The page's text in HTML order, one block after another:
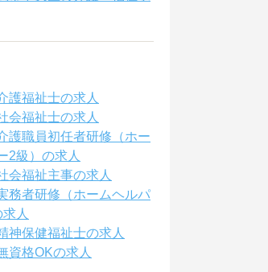
護福祉士の求人
会福祉士の求人
護職員初任者研修（ホー
2級）の求人
会福祉主事の求人
務者研修（ホームヘルパ
人
神保健福祉士の求人
資格OKの求人